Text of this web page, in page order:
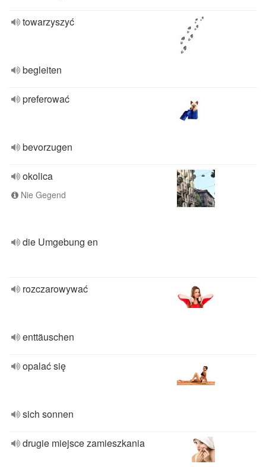
towarzyszyć
begleiten
preferować
bevorzugen
okolica
Nie Gegend
die Umgebung en
rozczarowywać
enttäuschen
opalać się
sich sonnen
drugie miejsce zamieszkania